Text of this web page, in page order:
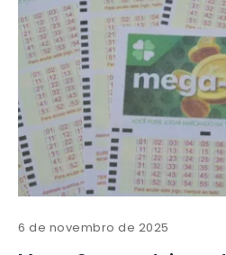
6 de novembro de 2025